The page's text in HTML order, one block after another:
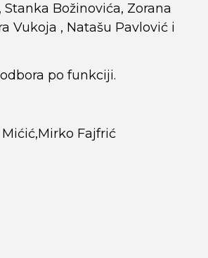
Božinovića, Zorana
Vukoja , Natašu Pavlović i
po funkciji.
Fajfrić